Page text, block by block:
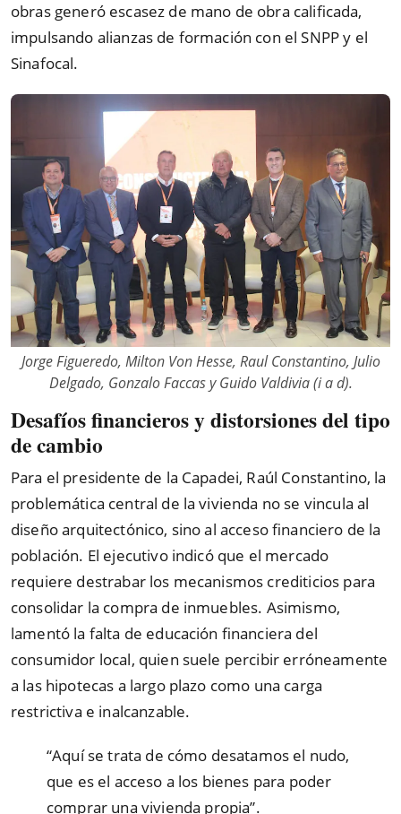
obras generó escasez de mano de obra calificada,
impulsando alianzas de formación con el SNPP y el
Sinafocal.
Jorge Figueredo, Milton Von Hesse, Raul Constantino, Julio
Delgado, Gonzalo Faccas y Guido Valdivia (i a d).
Desafíos financieros y distorsiones del tipo
de cambio
Para el presidente de la Capadei, Raúl Constantino, la
problemática central de la vivienda no se vincula al
diseño arquitectónico, sino al acceso financiero de la
población. El ejecutivo indicó que el mercado
requiere destrabar los mecanismos crediticios para
consolidar la compra de inmuebles. Asimismo,
lamentó la falta de educación financiera del
consumidor local, quien suele percibir erróneamente
a las hipotecas a largo plazo como una carga
restrictiva e inalcanzable.
“Aquí se trata de cómo desatamos el nudo,
que es el acceso a los bienes para poder
comprar una vivienda propia”.